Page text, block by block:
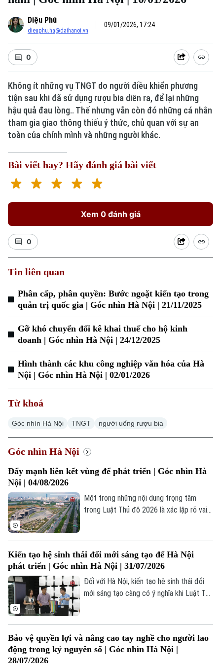
Diệu Phú
dieuphu.ha@daihanoi.vn
09/01/2026, 17:24
0
Không ít những vụ TNGT do người điều khiển phương
tiện sau khi đã sử dụng rượu bia diễn ra, để lại những
hậu quả đau lòng.. Thế nhưng vẫn còn đó những cá nhân
tham gia giao thông thiếu ý thức, chủ quan với sự an
toàn của chính mình và những người khác.
Bài viết hay? Hãy đánh giá bài viết
Xem 0 đánh giá
0
Tin liên quan
Phân cấp, phân quyền: Bước ngoặt kiến tạo trong
quản trị quốc gia | Góc nhìn Hà Nội | 21/11/2025
Gỡ khó chuyển đổi kê khai thuế cho hộ kinh
doanh | Góc nhìn Hà Nội | 24/12/2025
Hình thành các khu công nghiệp văn hóa của Hà
Nội | Góc nhìn Hà Nội | 02/01/2026
Từ khoá
Góc nhìn Hà Nội TNGT người uống rượu bia
Góc nhìn Hà Nội
Đẩy mạnh liên kết vùng để phát triển | Góc nhìn Hà
Nội | 04/08/2026
Một trong những nội dung trọng tâm
trong Luật Thủ đô 2026 là xác lập rõ vai
Vùng đồng bằng sông Hồng, Vùng trung
du và miền núi phía Bắc, cũng như của cả
nước.
Kiến tạo hệ sinh thái đổi mới sáng tạo để Hà Nội
phát triển | Góc nhìn Hà Nội | 31/07/2026
Đối với Hà Nội, kiến tạo hệ sinh thái đổi
mới sáng tạo càng có ý nghĩa khi Luật Thủ
đổi mới sáng tạo.
Bảo vệ quyền lợi và nâng cao tay nghề cho người lao
động trong kỷ nguyên số | Góc nhìn Hà Nội |
28/07/2026